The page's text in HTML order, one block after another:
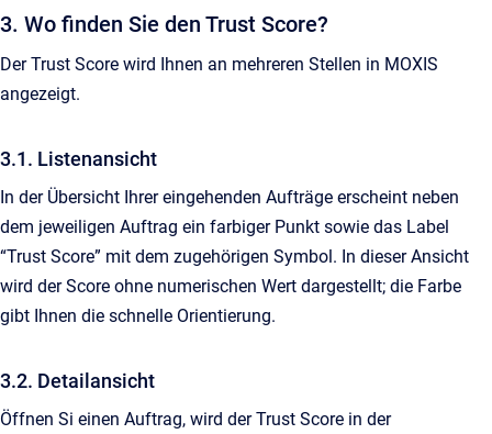
3. Wo finden Sie den Trust Score?
Der Trust Score wird Ihnen an mehreren Stellen in MOXIS
angezeigt.
3.1. Listenansicht
In der Übersicht Ihrer eingehenden Aufträge erscheint neben
dem jeweiligen Auftrag ein farbiger Punkt sowie das Label
“Trust Score” mit dem zugehörigen Symbol. In dieser Ansicht
wird der Score ohne numerischen Wert dargestellt; die Farbe
gibt Ihnen die schnelle Orientierung.
3.2. Detailansicht
Öffnen Si einen Auftrag, wird der Trust Score in der